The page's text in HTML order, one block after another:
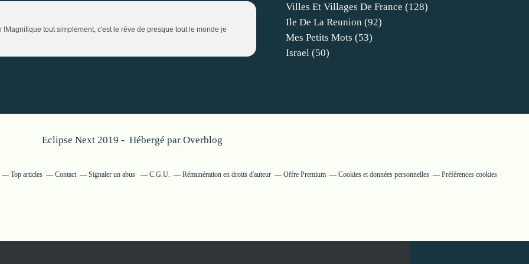
tout simplement, c'est le rêve de presque tout le monde je
Villes Et Villages De France (128)
Ile De La Reunion (92)
Mes Petits Mots (53)
Israel (50)
Eclipse Next 2019 - Hébergé par Overblog
Top articles Contact Signaler un abus C.G.U. Rémunération en droits d'auteur Offre Premium Cookies et données personnelles Préférences cookies